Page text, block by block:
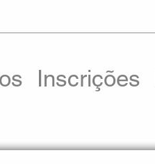
Inscrições